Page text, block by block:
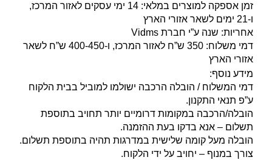
זמן אספקה למוצרים במלאי:
14 ימי עסקים לאזור המרכז,
ו-21 ימים לשאר אזורי הארץ
אחריות: שנה ע”י חברת Vidms
דמי משלוח:
350 ש”ח לאזור המרכז, ו-400-450 ש”ח לשאר
אזורי הארץ
מידע נוסף:
דמי המשלוח / הובלה הרכבה ישולמו למוביל בבית הלקוח
ע”פ תנאי התקנון.
הובלה/הרכבה במקומות דרומיים יותר תחויב בתוספת
תשלום – אנא בדקו בעת ההזמנה.
הובלה מעל קומה שלישית במדרגות תהיה בתוספת תשלום.
צורך במנוף – יחויב על ידי הלקוח.